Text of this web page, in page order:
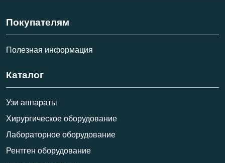
Покупателям
Полезная информация
Каталог
Узи аппараты
Хирургическое оборудование
Лабораторное оборудование
Рентген оборудование